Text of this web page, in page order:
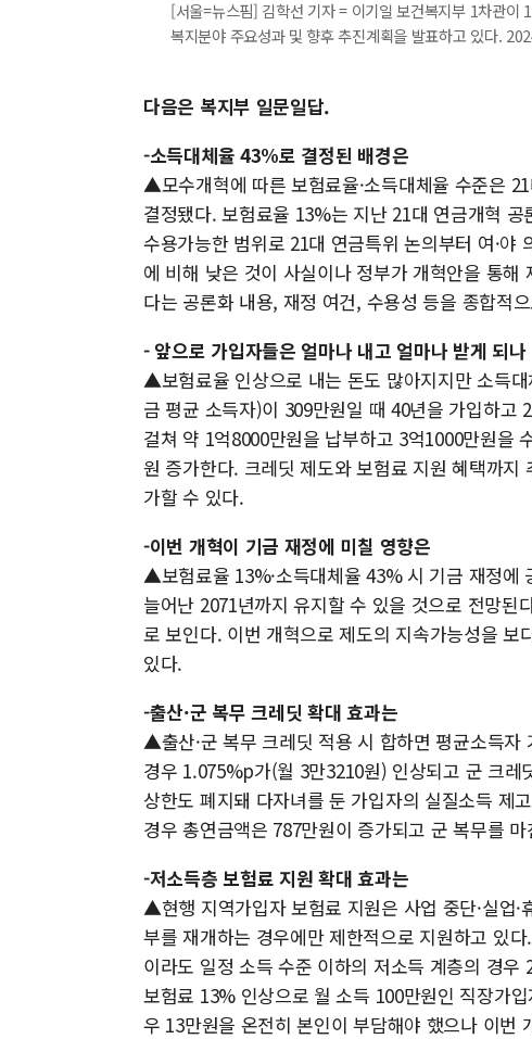
[서울=뉴스핌] 김학선 기자 = 이기일 보건복지부 1차관이
복지분야 주요성과 및 향후 추진계획을 발표하고 있다.
다음은 복지부 일문일답.
-소득대체율 43%로 결정된 배경은
▲모수개혁에 따른 보험료율·소득대체율 수준은
결정됐다. 보험료율 13%는 지난 21대 연금개혁
수용가능한 범위로 21대 연금특위 논의부터 여·
에 비해 낮은 것이 사실이나 정부가 개혁안을 통
다는 공론화 내용, 재정 여건, 수용성 등을 종합적
- 앞으로 가입자들은 얼마나 내고 얼마나 받게 되나
▲보험료율 인상으로 내는 돈도 많아지지만 소득
금 평균 소득자)이 309만원일 때 40년을 가입하고
걸쳐 약 1억8000만원을 납부하고 3억1000만원을
원 증가한다. 크레딧 제도와 보험료 지원 혜택까
가할 수 있다.
-이번 개혁이 기금 재정에 미칠 영향은
▲보험료율 13%·소득대체율 43% 시 기금 재정에
늘어난 2071년까지 유지할 수 있을 것으로 전망
로 보인다. 이번 개혁으로 제도의 지속가능성을
있다.
-출산·군 복무 크레딧 확대 효과는
▲출산·군 복무 크레딧 적용 시 합하면 평균소득
경우 1.075%p가(월 3만3210원) 인상되고 군 크
상한도 폐지돼 다자녀를 둔 가입자의 실질소득 제
경우 총연금액은 787만원이 증가되고 군 복무를
-저소득층 보험료 지원 확대 효과는
▲현행 지역가입자 보험료 지원은 사업 중단·실업
부를 재개하는 경우에만 제한적으로 지원하고 있
이라도 일정 소득 수준 이하의 저소득 계층의 경
보험료 13% 인상으로 월 소득 100만원인 직장가
우 13만원을 온전히 본인이 부담해야 했으나 이번